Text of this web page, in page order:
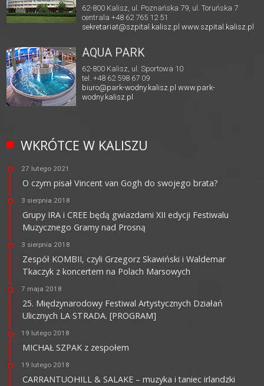
62-800 Kalisz, ul. Poznańska 79, ul. Toruńska 7
centrala +48 62 765 12 51
sekretariat@szpital.kalisz.pl www.szpital.kalisz.pl
AQUA PARK
62-800 Kalisz, ul. Sportowa 10
tel. +48 62 598 67 09
biuro@park-wodny.kalisz.pl www.park-
wodny.kalisz.pl
WKRÓTCE W KALISZU
27 lutego 2021
O czym pisał Vincent van Gogh do swojego brata?
3 sierpnia 2018
Grupy IRA i CREE będą gwiazdami XII edycji Festiwalu
Muzycznego Gramy nad Prosną
3 sierpnia 2018
Zespół KOMBII, czyli Grzegorz Skawiński i Waldemar
Tkaczyk z koncertem na Polach Marsowych
7 maja 2018
25. Międzynarodowy Festiwal Artystycznych Działań
Ulicznych LA STRADA. [PROGRAM]
19 lutego 2018
MICHAŁ SZPAK z zespołem
19 lutego 2018
CARRANTUOHILL & SALAKE – muzyka i taniec irlandzki